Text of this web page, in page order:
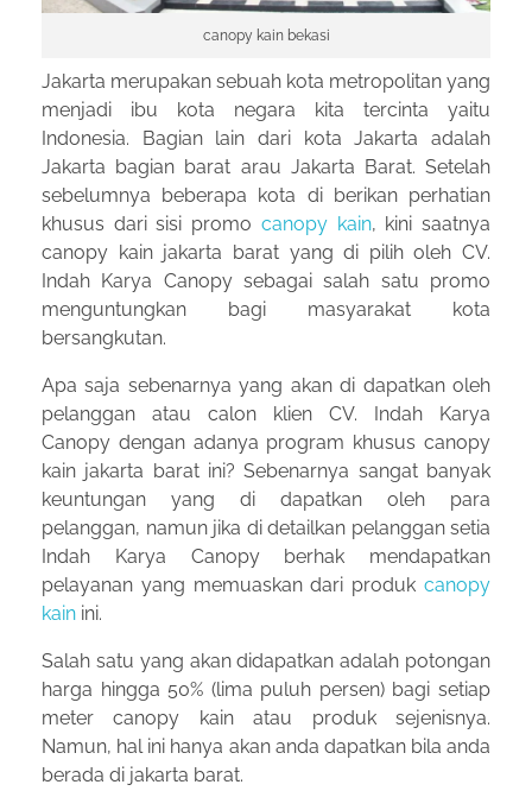
canopy kain bekasi
Jakarta merupakan sebuah kota metropolitan yang
menjadi ibu kota negara kita tercinta yaitu
Indonesia. Bagian lain dari kota Jakarta adalah
Jakarta bagian barat arau Jakarta Barat. Setelah
sebelumnya beberapa kota di berikan perhatian
khusus dari sisi promo canopy kain, kini saatnya
canopy kain jakarta barat yang di pilih oleh CV.
Indah Karya Canopy sebagai salah satu promo
menguntungkan bagi masyarakat kota
bersangkutan.
Apa saja sebenarnya yang akan di dapatkan oleh
pelanggan atau calon klien CV. Indah Karya
Canopy dengan adanya program khusus canopy
kain jakarta barat ini? Sebenarnya sangat banyak
keuntungan yang di dapatkan oleh para
pelanggan, namun jika di detailkan pelanggan setia
Indah Karya Canopy berhak mendapatkan
pelayanan yang memuaskan dari produk canopy
kain ini.
Salah satu yang akan didapatkan adalah potongan
harga hingga 50% (lima puluh persen) bagi setiap
meter canopy kain atau produk sejenisnya.
Namun, hal ini hanya akan anda dapatkan bila anda
berada di jakarta barat.